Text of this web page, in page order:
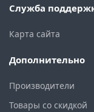
Служба
Карта сайта
Дополнительно
Производители
Товары со скидкой